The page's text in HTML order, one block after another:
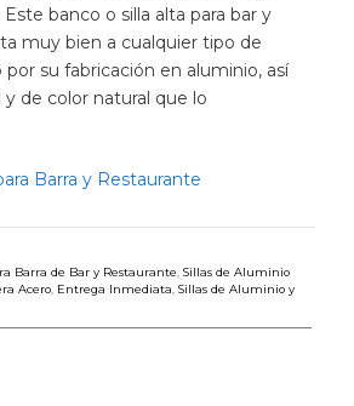
banco o silla alta para bar y
muy bien a cualquier tipo de
su fabricación en aluminio, así
de color natural que lo
Barra y Restaurante
Barra de Bar y Restaurante Sillas de Aluminio
Acero Entrega Inmediata Sillas de Aluminio y